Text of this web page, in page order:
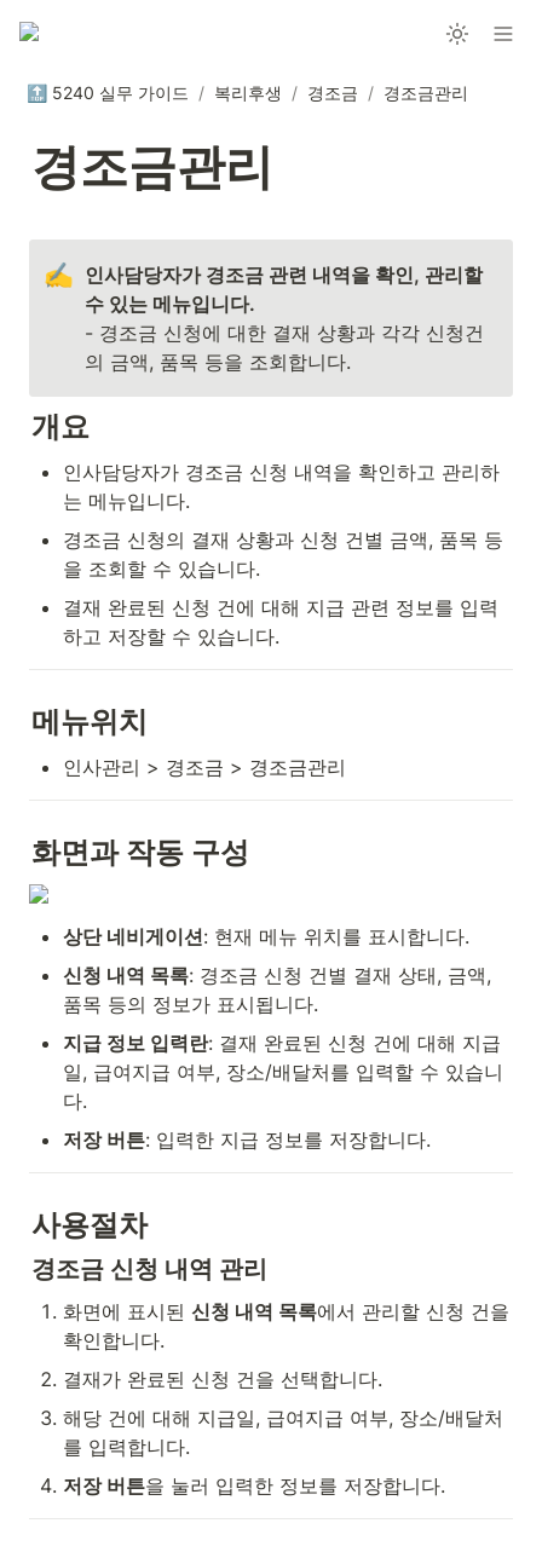
🔝 5240 실무 가이드 / 복리후생 / 경조금 / 경조금관리
경조금관리
✍️ 인사담당자가 경조금 관련 내역을 확인, 관리할
- 경조금 신청에 대한 결재 상황과 각각 신청건
의 금액, 품목 등을 조회합니다.
개요
인사담당자가 경조금 신청 내역을 확인하고 관리하
는 메뉴입니다.
경조금 신청의 결재 상황과 신청 건별 금액, 품목 등
을 조회할 수 있습니다.
결재 완료된 신청 건에 대해 지급 관련 정보를 입력
하고 저장할 수 있습니다.
메뉴위치
인사관리 > 경조금 > 경조금관리
화면과 작동 구성
상단 네비게이션: 현재 메뉴 위치를 표시합니다.
신청 내역 목록: 경조금 신청 건별 결재 상태, 금액,
품목 등의 정보가 표시됩니다.
지급 정보 입력란: 결재 완료된 신청 건에 대해 지급
일, 급여지급 여부, 장소/배달처를 입력할 수 있습니
다.
저장 버튼: 입력한 지급 정보를 저장합니다.
사용절차
경조금 신청 내역 관리
화면에 표시된 신청 내역 목록에서 관리할 신청 건을
확인합니다.
결재가 완료된 신청 건을 선택합니다.
해당 건에 대해 지급일, 급여지급 여부, 장소/배달처
를 입력합니다.
저장 버튼을 눌러 입력한 정보를 저장합니다.